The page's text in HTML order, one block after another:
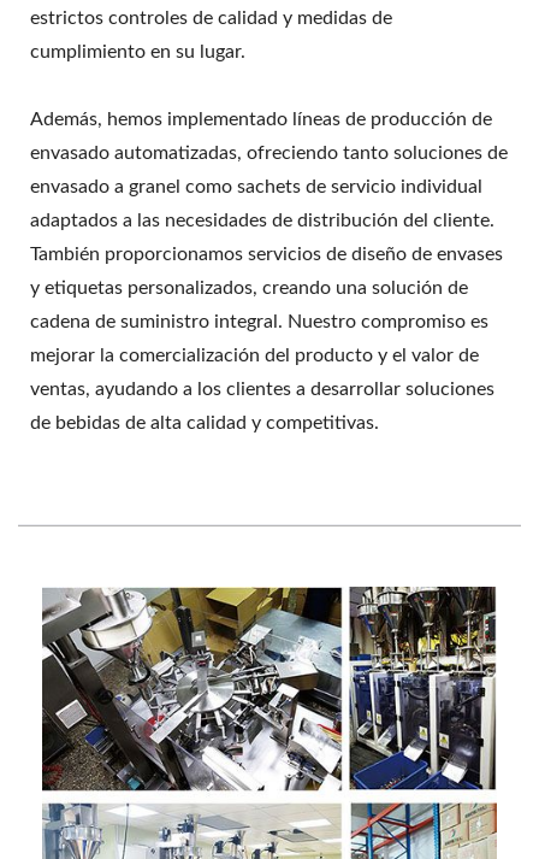
estrictos controles de calidad y medidas de
cumplimiento en su lugar.
Además, hemos implementado líneas de producción de
envasado automatizadas, ofreciendo tanto soluciones de
envasado a granel como sachets de servicio individual
adaptados a las necesidades de distribución del cliente.
También proporcionamos servicios de diseño de envases
y etiquetas personalizados, creando una solución de
cadena de suministro integral. Nuestro compromiso es
mejorar la comercialización del producto y el valor de
ventas, ayudando a los clientes a desarrollar soluciones
de bebidas de alta calidad y competitivas.